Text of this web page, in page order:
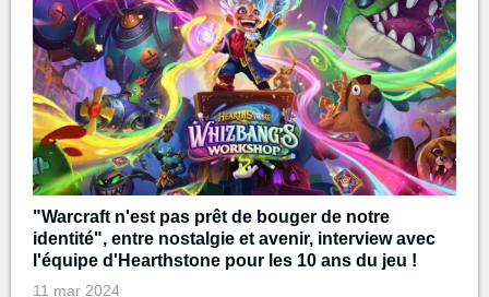
"Warcraft n'est pas prêt de bouger de notre
identité", entre nostalgie et avenir, interview avec
l'équipe d'Hearthstone pour les 10 ans du jeu !
11 mar 2024